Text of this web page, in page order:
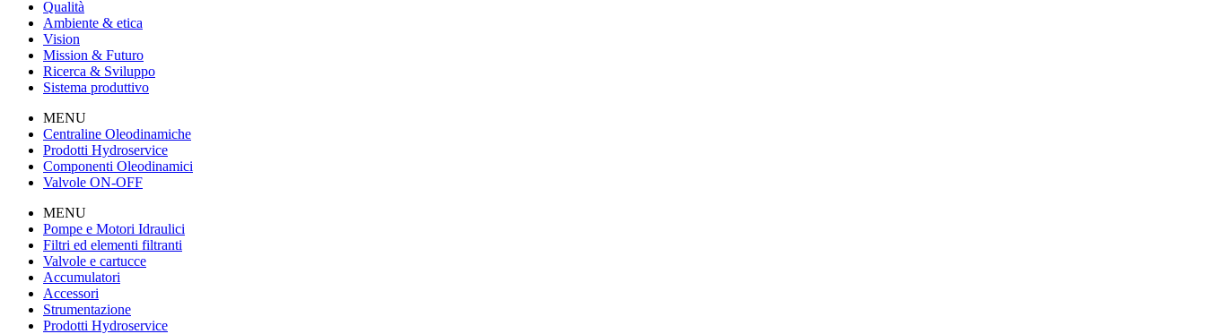
Qualità
Ambiente & etica
Vision
Mission & Futuro
Ricerca & Sviluppo
Sistema produttivo
MENU
Centraline Oleodinamiche
Prodotti Hydroservice
Componenti Oleodinamici
Valvole ON-OFF
MENU
Pompe e Motori Idraulici
Filtri ed elementi filtranti
Valvole e cartucce
Accumulatori
Accessori
Strumentazione
Prodotti Hydroservice